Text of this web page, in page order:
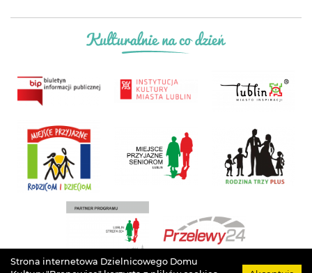
Strona internetowa Dzielnicowego Domu